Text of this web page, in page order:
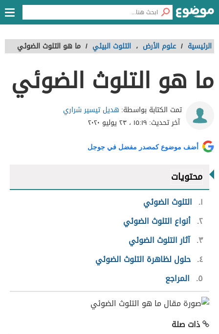
الرئيسية / علوم الأرض ، التلوث البيئي / ما هو التلوث الضوئي
ما هو التلوث الضوئي
تمت الكتابة بواسطة: هديل تيسير شراري
آخر تحديث: ١٥:١٩ ، ٢٣ يوليو ٢٠٢٠
أضف موضوع كمصدر مفضل في جوجل
محتويات
١
التلوث الضوئي
٢ أنواع التلوث الضوئي
٣ آثار التلوث الضوئي
٤ حلول لظاهرة التلوث الضوئي
٥
المراجع
ذات صلة